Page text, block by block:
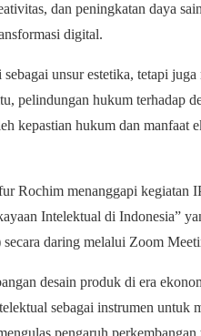
dan peningkatan daya
digital.
unsur estetika, tetapi
pelindungan hukum terhadap
kepastian hukum dan manfaat
Rochim menanggapi kegiatan
Intelektual di Indonesia”
daring melalui Zoom
desain produk di era
sebagai instrumen untuk